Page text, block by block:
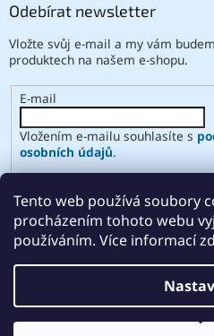
Tento web používá soubory
procházením tohoto webu
používáním. Více informací
Odebírat newsletter
Vložte svůj e-mail a my vám
produktech na našem e-shopu.
E-mail
Vložením e-mailu souhlasíte s
osobních údajů.
PŘIHLÁSIT SE
Copyright 2026ABSE.